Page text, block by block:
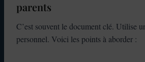
parents
C’est souvent le document clé. Utilise
personnel. Voici les points à aborder :